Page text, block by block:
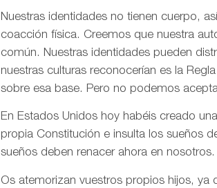
Nuestras identidades no tienen cuerpo,
coacción física. Creemos que nuestra
común. Nuestras identidades pueden
nuestras culturas reconocerían es la
sobre esa base. Pero no podemos
En Estados Unidos hoy habéis creado
propia Constitución e insulta los sueños
sueños deben renacer ahora en nosotros.
Os atemorizan vuestros propios hijos,